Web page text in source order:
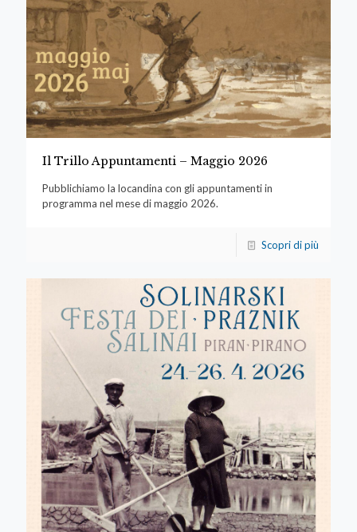
Il Trillo Appuntamenti – Maggio 2026
Pubblichiamo la locandina con gli appuntamenti in
programma nel mese di maggio 2026.
Scopri di più